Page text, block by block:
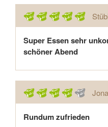
Super Essen sehr
schöner Abend
Rundum zufrieden